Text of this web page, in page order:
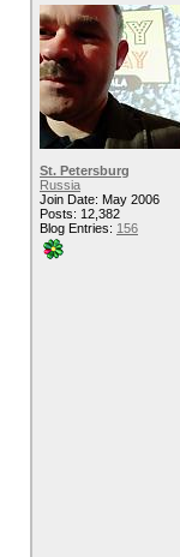
St. Petersburg
Russia
Join Date: May 2006
Posts: 12,382
Blog Entries: 156